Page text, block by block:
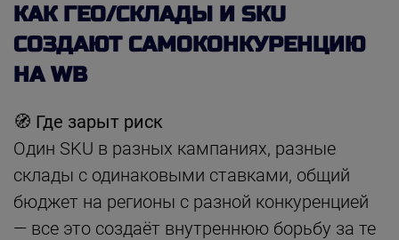
КАК ГЕО/СКЛАДЫ И SKU
СОЗДАЮТ САМОКОНКУРЕНЦИЮ
НА WB
🧭 Где зарыт риск
Один SKU в разных кампаниях, разные
склады с одинаковыми ставками, общий
бюджет на регионы с разной конкуренцией
— все это создаёт внутреннюю борьбу за те